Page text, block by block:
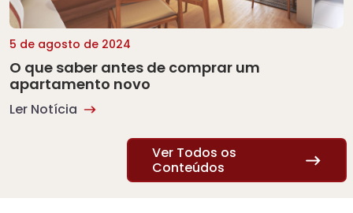
Ver Todos os
Conteúdos
5 de agosto de 2024
O que saber antes de comprar um
apartamento novo
Ler Notícia